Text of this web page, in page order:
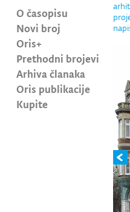
O časopisu
Novi broj
Oris+
Prethodni brojevi
Arhiva članaka
Oris publikacije
Kupite